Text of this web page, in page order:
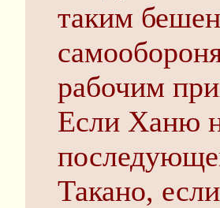
таким
рабочим
Если Ханю
Такано,